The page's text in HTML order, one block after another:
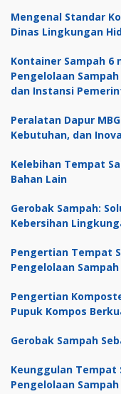
Mengenal Standar
Dinas Lingkungan
Kontainer Sampah 6
Pengelolaan
dan Instansi
Peralatan Dapur
Kebutuhan, dan
Kelebihan Tempat
Bahan Lain
Gerobak Sampah:
Kebersihan
Pengertian Tempat
Pengelolaan Sampah
Pengertian
Pupuk Kompos
Gerobak Sampah
Keunggulan Tempat
Pengelolaan Sampah